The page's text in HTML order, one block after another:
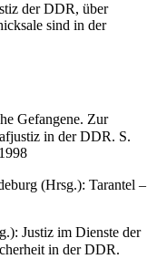
der DDR, über
sind in der
Gefangene. Zur
in der DDR. S.
1998
(Hrsg.): Tarantel –
Justiz im Dienste der
in der DDR.